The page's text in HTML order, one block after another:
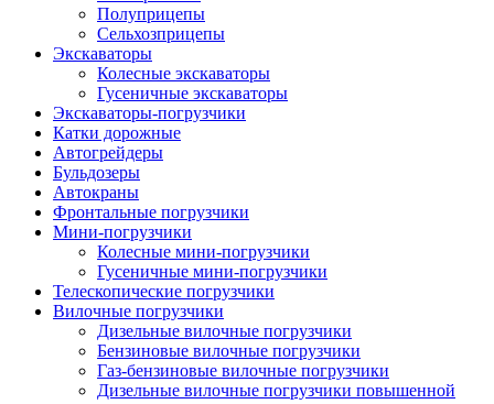
Полуприцепы
Сельхозприцепы
Экскаваторы
Колесные экскаваторы
Гусеничные экскаваторы
Экскаваторы-погрузчики
Катки дорожные
Автогрейдеры
Бульдозеры
Автокраны
Фронтальные погрузчики
Мини-погрузчики
Колесные мини-погрузчики
Гусеничные мини-погрузчики
Телескопические погрузчики
Вилочные погрузчики
Дизельные вилочные погрузчики
Бензиновые вилочные погрузчики
Газ-бензиновые вилочные погрузчики
Дизельные вилочные погрузчики повышенной